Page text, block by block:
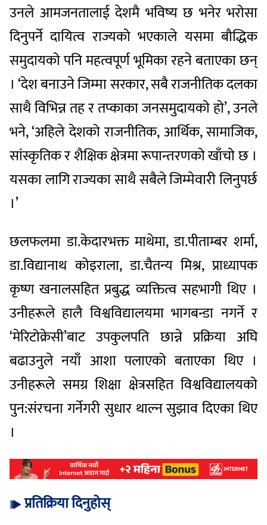
उनले आमजनतालाई देशमै भविष्य छ भनेर भरोसा
दिनुपर्ने दायित्व राज्यको भएकाले यसमा बौद्धिक
समुदायको पनि महत्वपूर्ण भूमिका रहने बताएका छन्
। ‘देश बनाउने जिम्मा सरकार, सबै राजनीतिक दलका
साथै विभिन्न तह र तप्काका जनसमुदायको हो’, उनले
भने, ‘अहिले देशको राजनीतिक, आर्थिक, सामाजिक,
सांस्कृतिक र शैक्षिक क्षेत्रमा रूपान्तरणको खाँचो छ ।
यसका लागि राज्यका साथै सबैले जिम्मेवारी लिनुपर्छ
।’
छलफलमा डा.केदारभक्त माथेमा, डा.पीताम्बर शर्मा,
डा.विद्यानाथ कोइराला, डा.चैतन्य मिश्र, प्राध्यापक
कृष्ण खनालसहित प्रबुद्ध व्यक्तित्व सहभागी थिए ।
उनीहरूले हालै विश्वविद्यालयमा भागबन्डा नगर्ने र
‘मेरिटोक्रेसी’बाट उपकुलपति छान्ने प्रक्रिया अघि
बढाउनुले नयाँ आशा पलाएको बताएका थिए ।
उनीहरूले समग्र शिक्षा क्षेत्रसहित विश्वविद्यालयको
पुन:संरचना गर्नेगरी सुधार थाल्न सुझाव दिएका थिए
।
प्रतिक्रिया दिनुहोस्